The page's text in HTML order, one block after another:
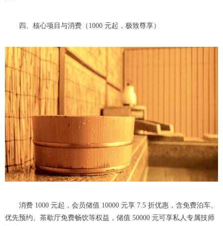
四、核心项目与消费（1000 元起，极致尊享）
消费 1000 元起，会员储值 10000 元享 7.5 折优惠，含免费泊车、
优先预约、茶歇厅免费畅饮等权益，储值 50000 元可享私人专属技师